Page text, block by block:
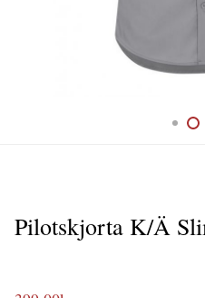
Pilotskjorta K/Ä